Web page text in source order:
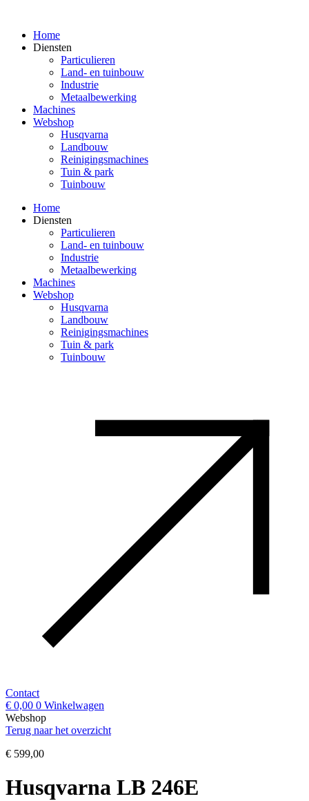
inhoud
Home
Diensten
Particulieren
Land- en tuinbouw
Industrie
Metaalbewerking
Machines
Webshop
Husqvarna
Landbouw
Reinigingsmachines
Tuin & park
Tuinbouw
Home
Diensten
Particulieren
Land- en tuinbouw
Industrie
Metaalbewerking
Machines
Webshop
Husqvarna
Landbouw
Reinigingsmachines
Tuin & park
Tuinbouw
Contact
€ 0,00 0 Winkelwagen
Webshop
Terug naar het overzicht
€ 599,00
Husqvarna LB 246E